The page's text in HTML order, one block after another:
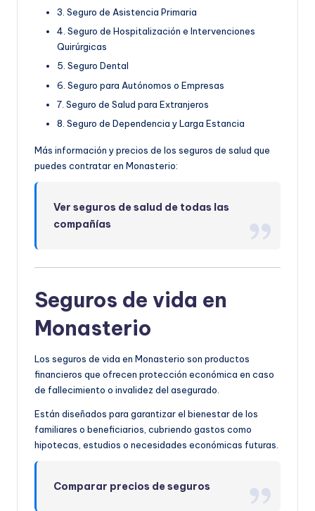
3. Seguro de Asistencia Primaria
4. Seguro de Hospitalización e Intervenciones
Quirúrgicas
5. Seguro Dental
6. Seguro para Autónomos o Empresas
7. Seguro de Salud para Extranjeros
8. Seguro de Dependencia y Larga Estancia
Más información y precios de los seguros de salud que
puedes contratar en Monasterio:
Ver seguros de salud de todas las
compañías
Seguros de vida en
Monasterio
Los seguros de vida en Monasterio son productos
financieros que ofrecen protección económica en caso
de fallecimiento o invalidez del asegurado.
Están diseñados para garantizar el bienestar de los
familiares o beneficiarios, cubriendo gastos como
hipotecas, estudios o necesidades económicas futuras.
Comparar precios de seguros